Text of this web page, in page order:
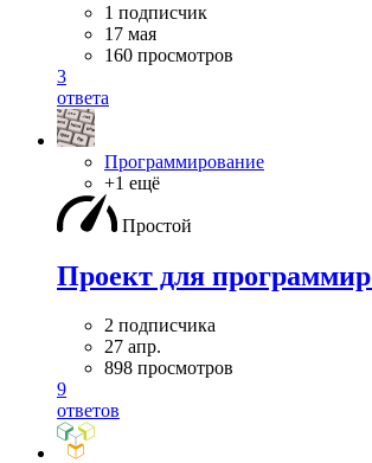
1 подписчик
17 мая
160 просмотров
3
ответа
Программирование
+1 ещё
Простой
Проект для
2 подписчика
27 апр.
898 просмотров
9
ответов